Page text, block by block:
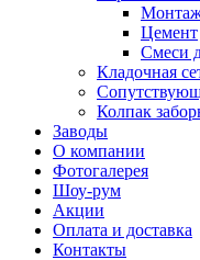
Цемент
Смеси
Кладочная
Колпак
Заводы
О компании
Фотогалерея
Шоу-рум
Акции
Оплата и доставка
Контакты